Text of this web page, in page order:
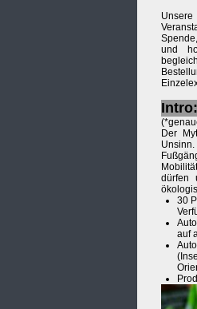
Unsere
und
Der
dürfen
30
auf